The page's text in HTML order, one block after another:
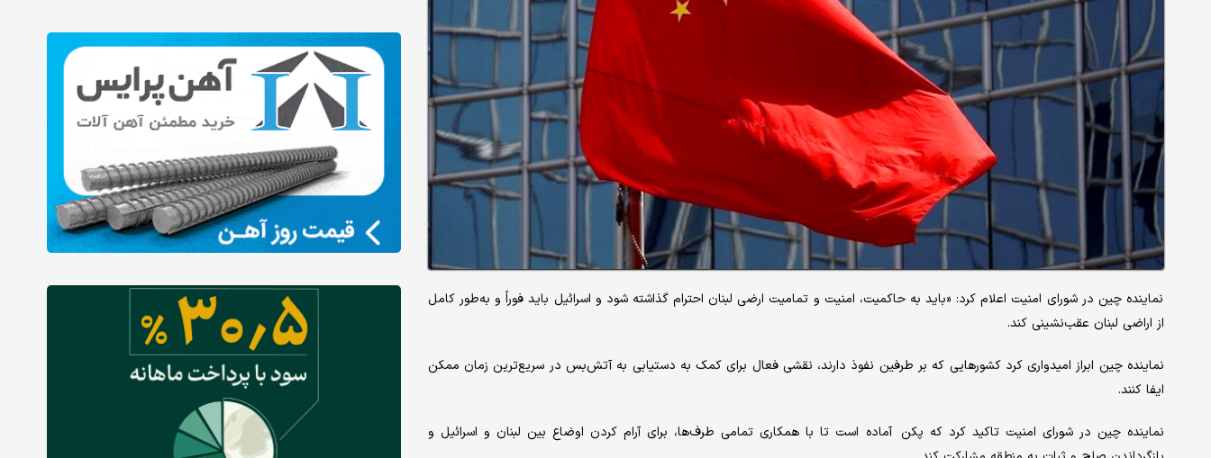
نماینده چین در شورای امنیت اعلام کرد: «باید به حاکمیت، امنیت و تمامیت ارضی لبنان احترام گذاشته شود و اسرائیل باید فوراً و به‌طور کامل
از اراضی لبنان عقب‌نشینی کند.
نماینده چین ابراز امیدواری کرد کشورهایی که بر طرفین نفوذ دارند، نقشی فعال برای کمک به دستیابی به آتش‌بس در سریع‌ترین زمان ممکن
ایفا کنند.
نماینده چین در شورای امنیت تاکید کرد که پکن آماده است تا با همکاری تمامی طرف‌ها، برای آرام کردن اوضاع بین لبنان و اسرائیل و